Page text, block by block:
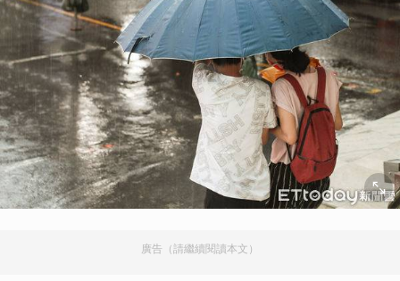
廣告（請繼續閱讀本文）